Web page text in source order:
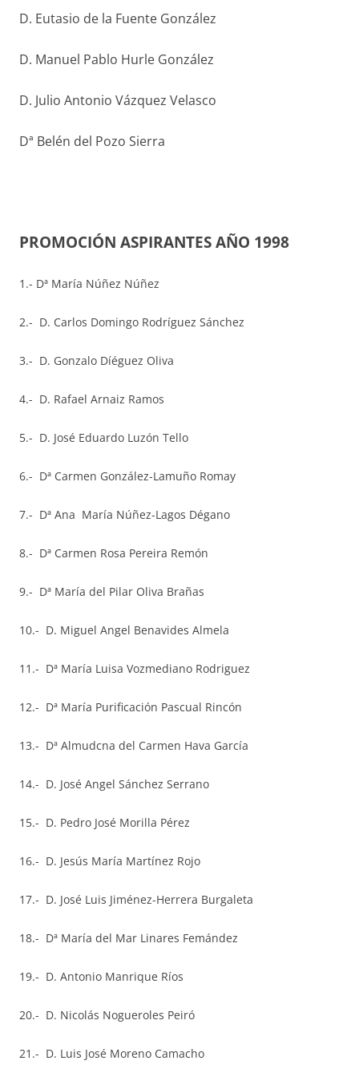
D. Eutasio de la Fuente González
D. Manuel Pablo Hurle González
D. Julio Antonio Vázquez Velasco
Dª Belén del Pozo Sierra
PROMOCIÓN ASPIRANTES AÑO 1998
1.- Dª María Núñez Núñez
2.- D. Carlos Domingo Rodríguez Sánchez
3.- D. Gonzalo Díéguez Oliva
4.- D. Rafael Arnaiz Ramos
5.- D. José Eduardo Luzón Tello
6.- Dª Carmen González-Lamuño Romay
7.- Dª Ana María Núñez-Lagos Dégano
8.- Dª Carmen Rosa Pereira Remón
9.- Dª María del Pilar Oliva Brañas
10.- D. Miguel Angel Benavides Almela
11.- Dª María Luisa Vozmediano Rodriguez
12.- Dª María Purificación Pascual Rincón
13.- Dª Almudcna del Carmen Hava García
14.- D. José Angel Sánchez Serrano
15.- D. Pedro José Morilla Pérez
16.- D. Jesús María Martínez Rojo
17.- D. José Luis Jiménez-Herrera Burgaleta
18.- Dª María del Mar Linares Femández
19.- D. Antonio Manrique Ríos
20.- D. Nicolás Nogueroles Peiró
21.- D. Luis José Moreno Camacho